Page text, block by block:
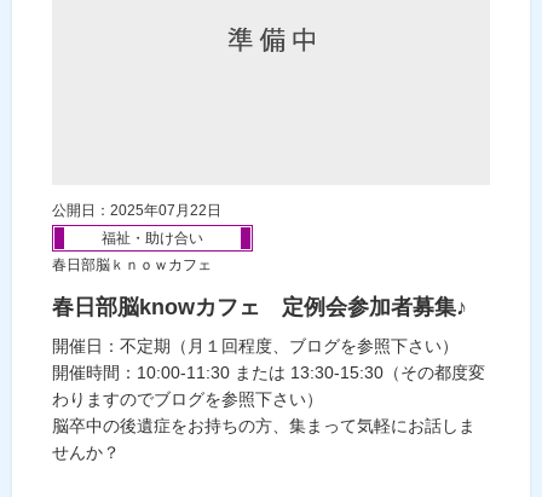
公開日：2025年07月22日
福祉・助け合い
春日部脳ｋｎｏｗカフェ
春日部脳knowカフェ 定例会参加者募集♪
開催日：不定期（月１回程度、ブログを参照下さい）
開催時間：10:00-11:30 または 13:30-15:30（その都度変
わりますのでブログを参照下さい）
脳卒中の後遺症をお持ちの方、集まって気軽にお話しま
せんか？